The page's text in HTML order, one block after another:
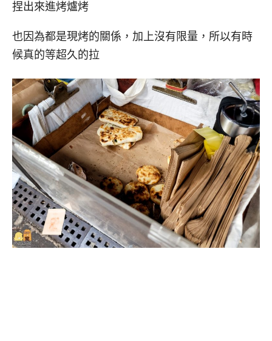
捏出來進烤爐烤
也因為都是現烤的關係，加上沒有限量，所以有時
候真的等超久的拉